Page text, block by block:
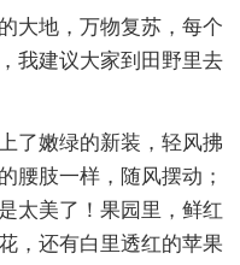
大地，万物复苏，每个
我建议大家到田野里去
了嫩绿的新装，轻风拂
腰肢一样，随风摆动；
太美了！果园里，鲜红
，还有白里透红的苹果